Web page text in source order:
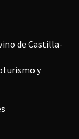
de Castilla-
y